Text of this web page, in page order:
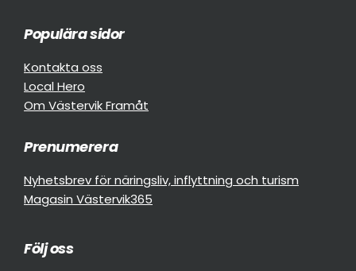
Populära sidor
Kontakta oss
Local Hero
Om Västervik Framåt
Prenumerera
Nyhetsbrev för näringsliv, inflyttning och turism
Magasin Västervik365
Följ oss